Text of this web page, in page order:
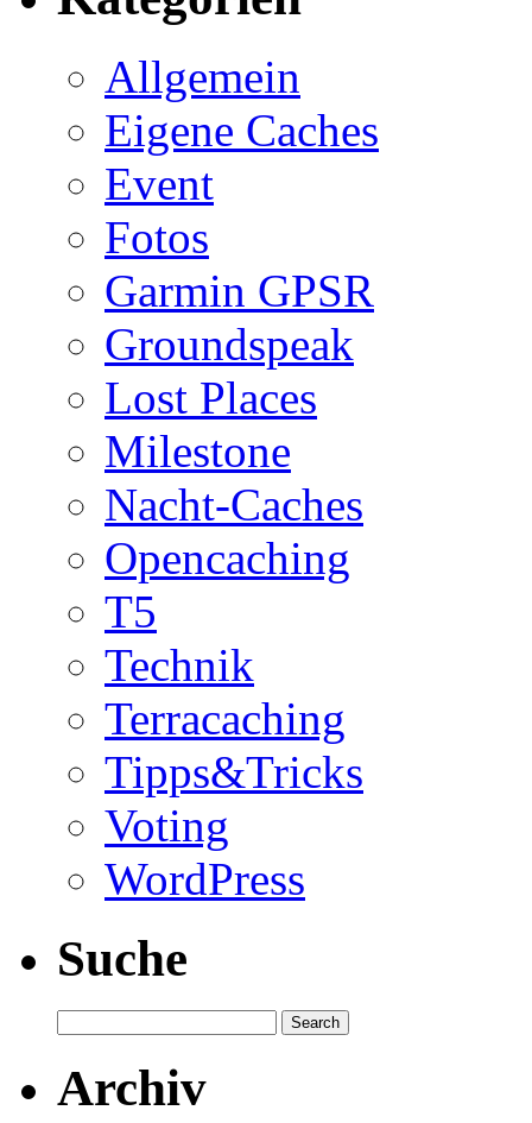
Allgemein
Eigene Caches
Event
Fotos
Garmin GPSR
Groundspeak
Lost Places
Milestone
Nacht-Caches
Opencaching
T5
Technik
Terracaching
Tipps&Tricks
Voting
WordPress
Suche
Archiv